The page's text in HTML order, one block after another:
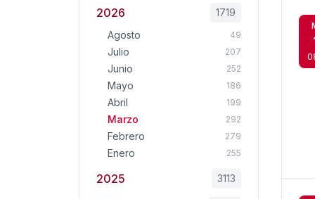
2026
1719
Agosto
49
Julio 207
Junio 252
Mayo 186
Abril 199
Marzo 292
Febrero 279
Enero 255
2025 3113